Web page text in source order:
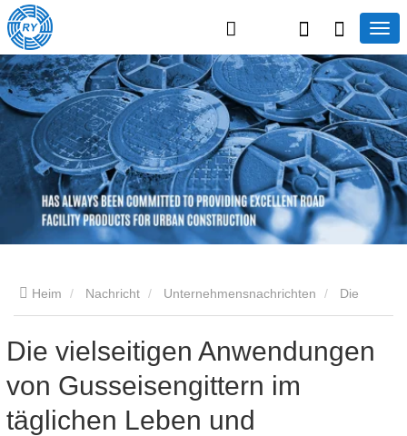
Heim Nachricht Unternehmensnachrichten
Leben und Zukunftsaussichten
Die vielseitigen Anwendungen
von Gusseisengittern im
täglichen Leben und